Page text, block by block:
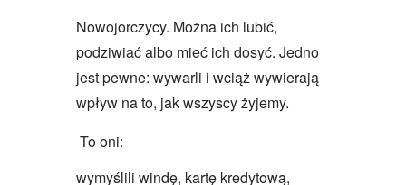
Nowojorczycy. Można ich lubić,
podziwiać albo mieć ich dosyć. Jedno
jest pewne: wywarli i wciąż wywierają
wpływ na to, jak wszyscy żyjemy.
To oni:
wymyślili windę, kartę kredytową,